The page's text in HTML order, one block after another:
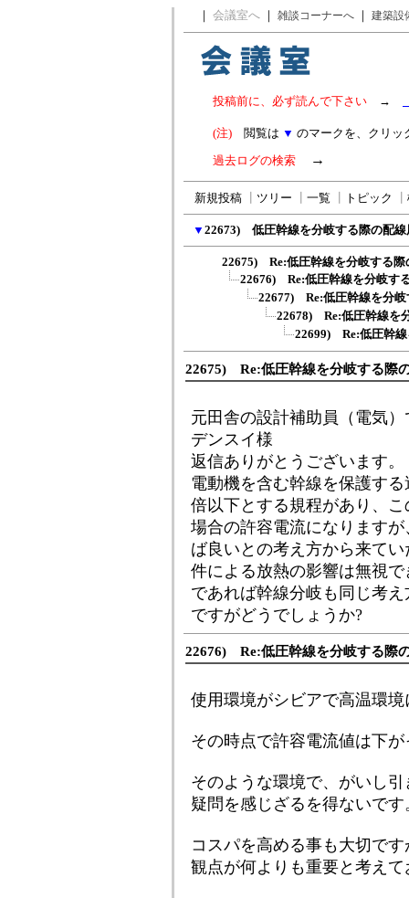
｜ 会議室へ ｜ 雑談コーナーへ ｜ 建築設
投稿前に、必ず読んで下さい →
(注) 閲覧は ▼ のマークを、クリッ
過去ログの検索 →
新規投稿 ツリー 一覧 トピック
▼ 22673) 低圧幹線を分岐する際の配線
22675) Re:低圧幹線を分岐する際
22676) Re:低圧幹線を分岐す
22677) Re:低圧幹線を分岐
22678) Re:低圧幹線を
22699) Re:低圧幹線
22675) Re:低圧幹線を分岐する際
元田舎の設計補助員（電気
デンスイ様
返信ありがとうございます。
電動機を含む幹線を保護す
倍以下とする規程があり、
場合の許容電流になります
ば良いとの考え方から来て
件による放熱の影響は無視
であれば幹線分岐も同じ考
ですがどうでしょうか?
22676) Re:低圧幹線を分岐する際
使用環境がシビアで高温環
その時点で許容電流値は下
そのような環境で、がいし
疑問を感じざるを得ないです
コスパを高める事も大切で
観点が何よりも重要と考え